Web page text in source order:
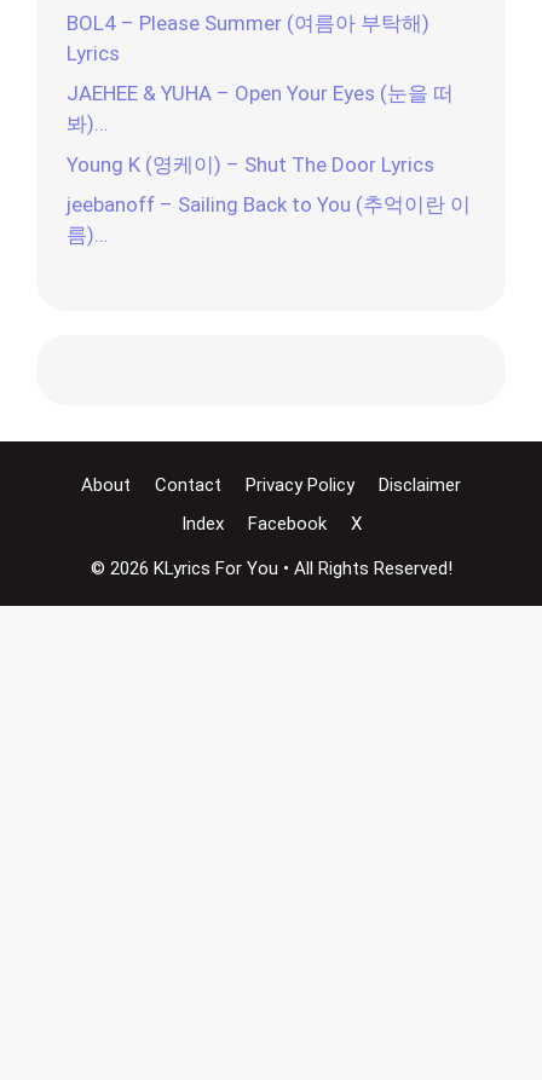
BOL4 – Please Summer (여름아 부탁해)
Lyrics
JAEHEE & YUHA – Open Your Eyes (눈을 떠
봐)…
Young K (영케이) – Shut The Door Lyrics
jeebanoff – Sailing Back to You (추억이란 이
름)…
About Contact Privacy Policy
Disclaimer
Index
Facebook X
© 2026 KLyrics For You • All Rights Reserved!